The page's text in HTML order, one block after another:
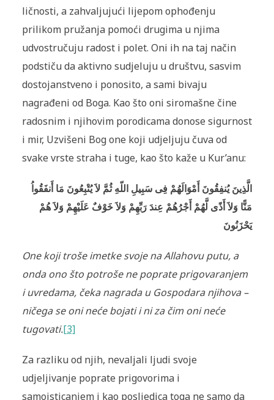
ličnosti, a zahvaljujući lijepom ophođenju
prilikom pružanja pomoći drugima u njima
udvostručuju radost i polet. Oni ih na taj način
podstiču da aktivno sudjeluju u društvu, sasvim
dostojanstveno i ponosito, a sami bivaju
nagrađeni od Boga. Kao što oni siromašne čine
radosnim i njihovim porodicama donose sigurnost
i mir, Uzvišeni Bog one koji udjeljuju čuva od
svake vrste straha i tuge, kao što kaže u Kur’anu:
الَّذِينَ يُنفِقُونَ أَمْوَالَهُمْ فِى سَبِيلِ اللّهِ ثُمَّ لاَ يُتْبِعُونَ مَا أَنفَقُواُ
مَنًّا وَلاَ أَذًى لَّهُمْ أَجْرُهُمْ عِندَ رَبِّهِمْ وَلاَ خَوْفٌ عَلَيْهِمْ وَلاَ هُمْ
يَحْزَنُونَ
One koji troše imetke svoje na Allahovu putu, a
onda ono što potroše ne poprate prigovaranjem
i uvredama, čeka nagrada u Gospodara njihova –
ničega se oni neće bojati i ni za čim oni neće
tugovati.[3]
Za razliku od njih, nevaljali ljudi svoje
udjeljivanje poprate prigovorima i
samoisticanjem i kao posljedica toga ne samo da